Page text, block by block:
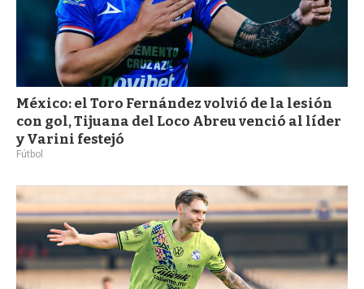
México: el Toro Fernández volvió de la lesión
con gol, Tijuana del Loco Abreu venció al líder
y Varini festejó
Fútbol